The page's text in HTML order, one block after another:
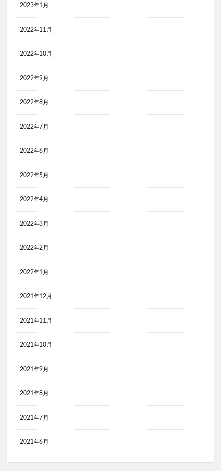
2023年1月
2022年11月
2022年10月
2022年9月
2022年8月
2022年7月
2022年6月
2022年5月
2022年4月
2022年3月
2022年2月
2022年1月
2021年12月
2021年11月
2021年10月
2021年9月
2021年8月
2021年7月
2021年6月